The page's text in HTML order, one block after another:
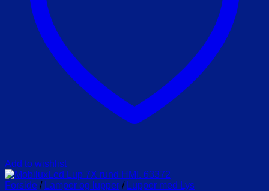
Add to wishlist
Forside / Lamper og lupper / Lupper med Lys